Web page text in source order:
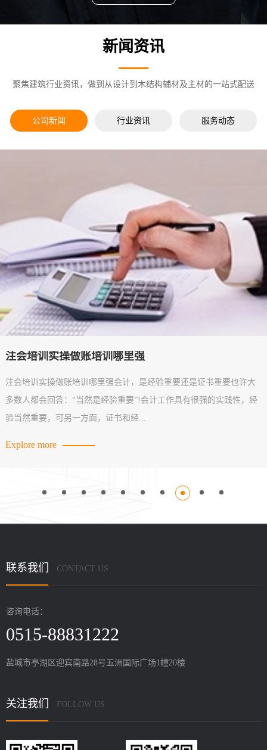
新闻资讯
聚焦建筑行业资讯，做到从设计到木结构辅材及主材的一站式配送
公司新闻 行业资讯 服务动态
注会培训实操做账培训哪里强
注会培训实操做账培训哪里强会计，是经验重要还是证书重要也许大
多数人都会回答：‌‌“当然是经验重要”!会计工作具有很强的实践性，经
验当然重要，可另一方面，证书和经...
Explore more
联系我们 CONTACT US
咨询电话：
0515-88831222
盐城市亭湖区迎宾南路28号五洲国际广场1幢20楼
关注我们 FOLLOW US